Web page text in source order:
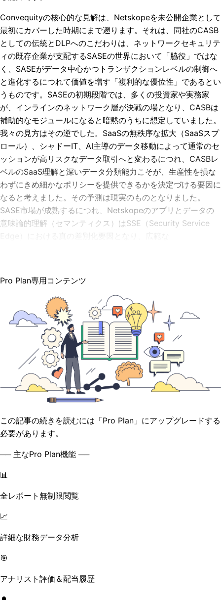
Convequityの核心的な見解は、Netskopeを未公開企業として
最初にカバーした時期にまで遡ります。それは、同社のCASB
としての伝統とDLPへのこだわりは、ネットワークセキュリテ
ィの既存企業が支配するSASEの世界において「脇役」ではな
く、SASEがデータ中心かつトランザクションレベルの制御へ
と進化するにつれて価値を増す「複利的な優位性」であるとい
うものです。SASEの初期段階では、多くの投資家や実務家
が、インラインのネットワーク層が決戦の場となり、CASBは
補助的なモジュールになると暗黙のうちに想定していました。
我々の見方はその逆でした。SaaSの無秩序な拡大（SaaSスプ
ロール）、シャドーIT、AI主導のデータ移動によって通常のセ
ッションが高リスクなデータ取引へと変わるにつれ、CASBレ
ベルのSaaS理解と深いデータ分類能力こそが、生産性を損な
わずにきめ細かなポリシーを提供できるかを決定づける要因に
なると考えました。その予測は現実のものとなりました。
SASE市場が成熟するにつれ、Netskopeのアプリとデータの
意味論的理解（セマンティクス）はSSE（Security Service
Edge）における真の差別化要因となり、広範な
Pro Plan専用コンテンツ
この記事の続きを読むには「Pro Plan」にアップグレードする
必要があります。
── 主なPro Plan機能 ──
📊
全レポート無制限閲覧
📈
詳細な財務データ分析
🎯
アナリスト評価＆配当履歴